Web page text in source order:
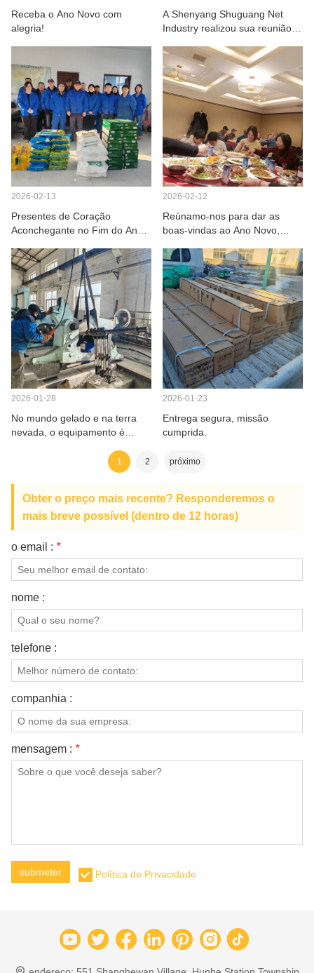
Receba o Ano Novo com
alegria!
A Shenyang Shuguang Net
Industry realizou sua reunião
2026-02-13
Presentes de Coração
Aconchegante no Fim do Ano,
Nova Jornada - Shenyang
Shuguang Net Industry Co.,
Ltd. Distribuindo Presentes de
Primavera
2026-02-12
Reúnamo-nos para dar as
boas-vindas ao Ano Novo,
e caminhemos rumo ao futuro.
2026-01-28
No mundo gelado e na terra
nevada, o equipamento é
2026-01-23
Entrega segura, missão
cumprida.
1 2 próximo
Obter o preço mais recente? Responderemos o
mais breve possível (dentro de 12 horas)
o email : *
nome :
telefone :
companhia :
mensagem : *
submeter Política de Privacidade